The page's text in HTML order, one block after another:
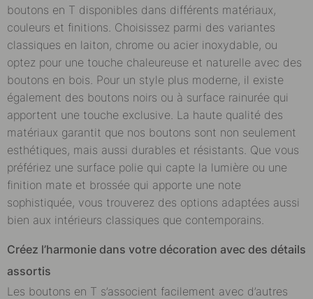
boutons en T disponibles dans différents matériaux,
couleurs et finitions. Choisissez parmi des variantes
classiques en laiton, chrome ou acier inoxydable, ou
optez pour une touche chaleureuse et naturelle avec des
boutons en bois. Pour un style plus moderne, il existe
également des boutons noirs ou à surface rainurée qui
apportent une touche exclusive. La haute qualité des
matériaux garantit que nos boutons sont non seulement
esthétiques, mais aussi durables et résistants. Que vous
préfériez une surface polie qui capte la lumière ou une
finition mate et brossée qui apporte une note
sophistiquée, vous trouverez des options adaptées aussi
bien aux intérieurs classiques que contemporains.
Créez l’harmonie dans votre décoration avec des détails
assortis
Les boutons en T s’associent facilement avec d’autres